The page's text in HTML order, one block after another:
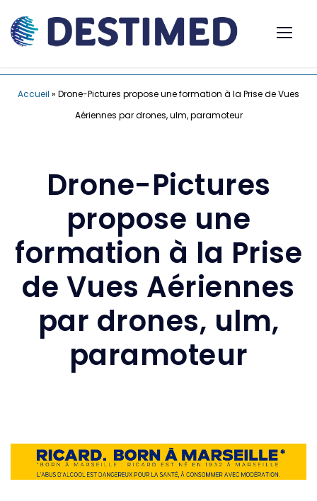
Accueil » Drone-Pictures propose une formation à la Prise de Vues
Aériennes par drones, ulm, paramoteur
Drone-Pictures
propose une
formation à la Prise
de Vues Aériennes
par drones, ulm,
paramoteur